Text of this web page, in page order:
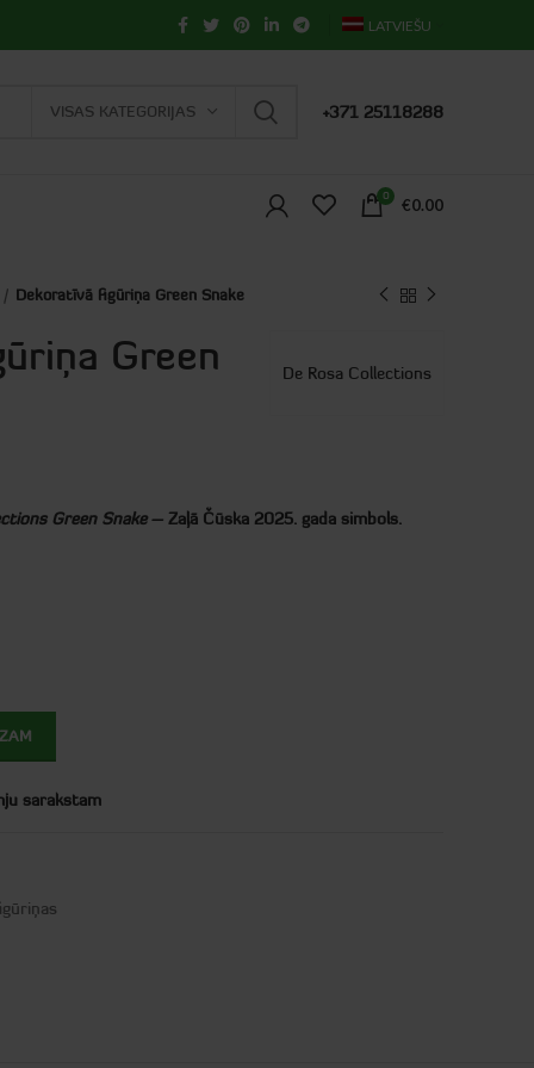
LATVIEŠU
VISAS KATEGORIJAS +371 25118288
0 €0.00
Dekoratīvā figūriņa Green Snake
De Rosa Collections
Green
Green Snake– Zaļā Čūska 2025. gada simbols.
sarakstam